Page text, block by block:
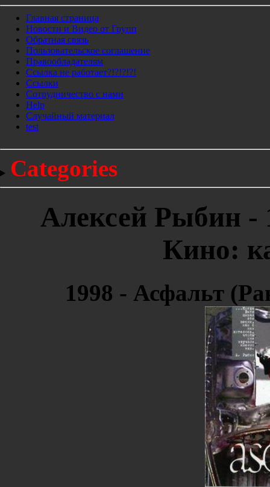
Главная страница
Новости и Видео от Групп
Обратная связь
Пользовательское соглашение
Правообладателям
Ссылка не работает?!?!?!?!
Ссылки
Сотрудничество с нами
Help
Cлучайный материал
test
Categories
Алексей Рыбин -
Кино:
1998 - Асфальт